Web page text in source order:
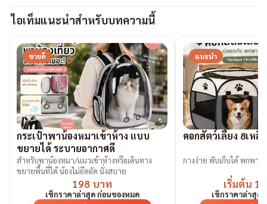
ไอเท็มแนะนำสำหรับบทความนี้
ขายดี
กระเป๋าพาน้องหมาเข้าห้าง แบบ
ขยายได้ ระบายอากาศดี
สำหรับพาน้องหมา/แมวเข้าห้างหรือเดินทาง
ขยายพื้นที่ได้ น้องไม่อึดอัด นั่งสบาย
198 บาท
เช็กราคาล่าสุด ก่อนของหมด
แนะนำ
คอกสัตว์เลี้ยง 8เห
กางง่าย พับเก็
เริ่มต้น
เช็กราคาล่าสุด